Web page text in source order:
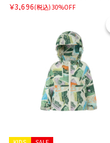
￥3,696(税込)30%OFF